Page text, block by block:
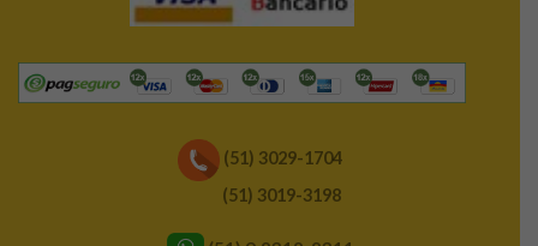
(51) 3029-1704
(51) 3019-3198